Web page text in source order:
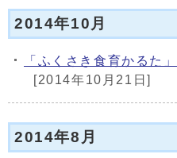
2014年10月
「ふくさき食育かるた
[2014年10月21日]
2014年8月